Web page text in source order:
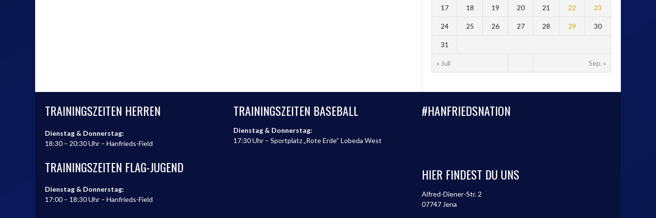
« Juli Sep. »
17 18 19 20 21 22 23
24 25 26 27 28 29 30
31
TRAININGSZEITEN HERREN
Dienstag & Donnerstag:
18:30 – 20:30 Uhr – Hanfrieds-Field
TRAININGSZEITEN FLAG-JUGEND
Dienstag & Donnerstag:
17:00 – 18:30 Uhr – Hanfrieds-Field
TRAININGSZEITEN BASEBALL
Dienstag & Donnerstag:
17:30 Uhr – Sportplatz „Rote Erde“ Lobeda West
#HANFRIEDSNATION
HIER FINDEST DU UNS
Alfred-Diener-Str. 2
07747 Jena